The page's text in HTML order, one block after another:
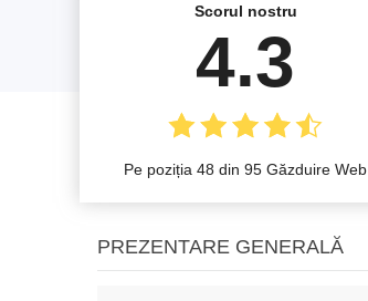
Scorul nostru
4.3
Pe poziția 48 din 95 Găzduire Web
PREZENTARE GENERALĂ